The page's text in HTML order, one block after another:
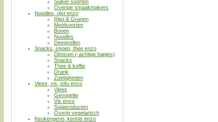
Suiker soorten
Overige smaakmakers
Noodles, rijst enzo
Rijst & Granen
Meelsoorten
Bonen
Noodles
Deegvellen
Snacks, snoep, thee enzo
Dimsum (-achtige hapjes)
Snacks
Thee & koffie
Drank
Zoetigheden
Vlees, vis, tofu enzo
Vlees
Gevogelte
Vis enzo
Sojaproducten
Overig vegetarisch
Keukengerei, kennis enzo